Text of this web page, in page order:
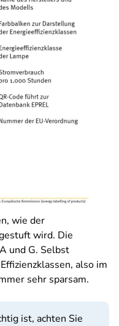
wie der
wird. Die
und G. Selbst
also im
sehr sparsam.
ist, achten Sie